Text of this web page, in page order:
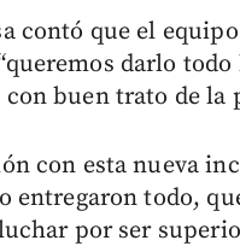
contó que el
darlo
buen trato de la
con esta nueva
entregaron todo,
por ser